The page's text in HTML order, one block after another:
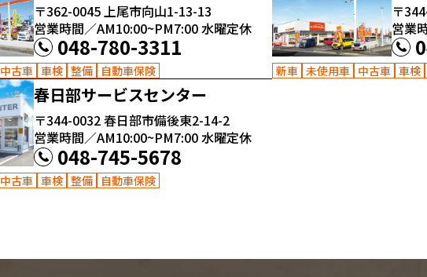
〒362-0045 上尾市向山1-13-13
営業時間／AM10:00~PM7:00水曜定休
048-780-3311
中古車 車検 整備 自動車保険
〒
営業
新車 未使用車 中古車 車検
春日部サービスセンター
〒344-0032春日部市備後東2-14-2
営業時間／AM10:00~PM7:00水曜定休
048-745-5678
中古車 車検 整備 自動車保険